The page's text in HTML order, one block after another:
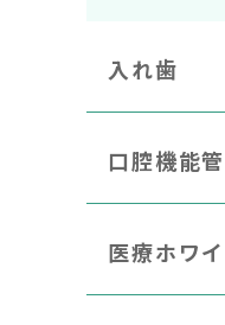
入れ歯
口腔機能
医療ホワ